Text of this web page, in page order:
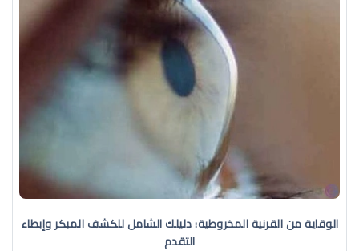
الوقاية من القرنية المخروطية: دليلك الشامل للكشف المبكر وإبطاء
التقدم